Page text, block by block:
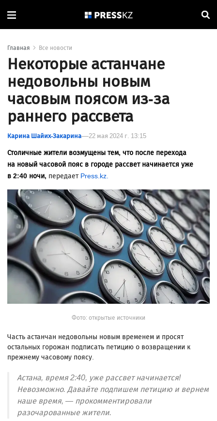
Главная Все новости
Некоторые астанчане
недовольны новым
часовым поясом из-за
раннего рассвета
Карина Шайих-Закарина 22 мая 2024 г. 13:15
Столичные жители возмущены тем, что после перехода
на новый часовой пояс в городе рассвет начинается уже
в 2:40 ночи, передает Press.kz.
Фото: открытые источники
Часть астанчан недовольны новым временем и просят
остальных горожан подписать петицию о возвращении к
прежнему часовому поясу.
Астана, время 2:40, уже рассвет начинается!
Невозможно. Давайте подпишем петицию и вернем
наше время, — прокомментировали
разочарованные жители.